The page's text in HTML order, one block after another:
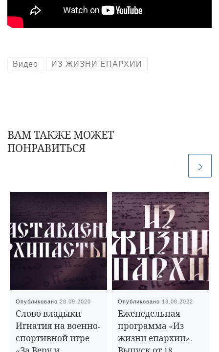
Видео ИЗ ЖИЗНИ ЕПАРХИИ
ВАМ ТАКЖЕ МОЖЕТ
ПОНРАВИТЬСЯ
Опубликовано28.09.2020
Слово владыки
Игнатия на военно-
спортивной игре
Опубликовано 18.08.2022
Еженедельная
программа «Из
жизни епархии».